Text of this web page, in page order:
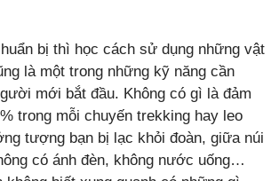
bị thì học cách sử dụng những vật
là một trong những kỹ năng cần
mới bắt đầu. Không có gì là đảm
trong mỗi chuyến trekking hay leo
tượng bạn bị lạc khỏi đoàn, giữa núi
có ánh đèn, không nước uống…